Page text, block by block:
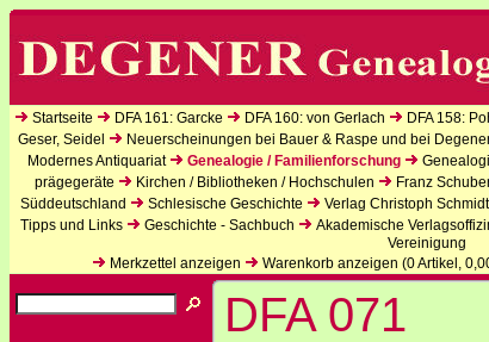
Startseite DFA 161: Garcke DFA 160: von Gerlach DFA 158:
Geser, Seidel
Neuerscheinungen bei Bauer & Raspe und bei
Modernes Antiquariat
Genealogie / Familienforschung
prägegeräte
Kirchen / Bibliotheken / Hochschulen Franz
Süddeutschland
Schlesische Geschichte Verlag Christoph Schmidt
Tipps und Links
Geschichte - Sachbuch Akademische
Vereinigung
Merkzettel anzeigen
Warenkorb anzeigen (0Artikel,
DFA 071